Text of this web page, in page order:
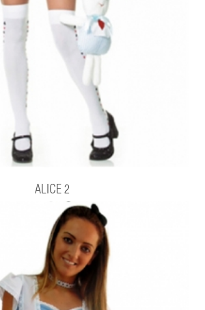
ALICE 2